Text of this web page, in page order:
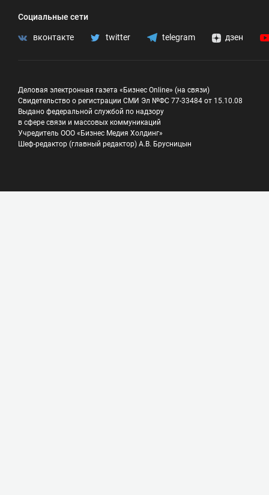
Социальные сети
вконтакте twitter telegram дзен
Деловая электронная газета «Бизнес Online» (на связи)
Свидетельство о регистрации СМИ Эл №ФС 77-33484 от 15.10.08
Выдано федеральной службой по надзору
в сфере связи и массовых коммуникаций
Учредитель ООО «Бизнес Медия Холдинг»
Шеф-редактор (главный редактор) А.В. Брусницын